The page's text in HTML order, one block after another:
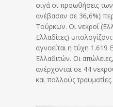
σιγά οι προωθήσεις
ανέβασαν σε 36,6%)
Τούρκων. Οι νεκροί
Ελλαδίτες)
αγνοείται η τύχη 1.619
Ελλαδιτών. Οι
ανέρχονται σε 44
και πολλούς τραυματίες.